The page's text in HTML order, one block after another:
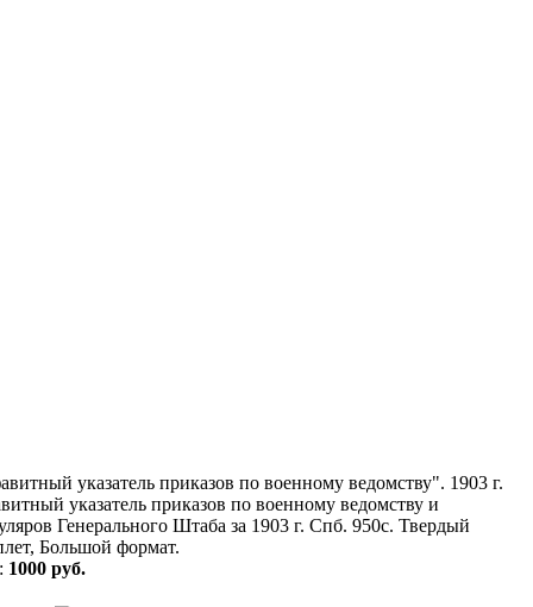
указатель приказов по военному ведомству". 1903 г.
указатель приказов по военному ведомству и
Генерального Штаба за 1903 г. Спб. 950с. Твердый
Большой формат.
1000 руб.